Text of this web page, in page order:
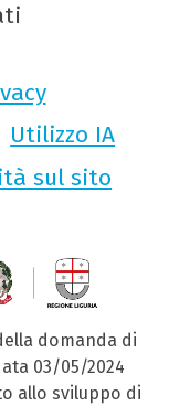
Utilizzo IA
sul sito
domanda di
03/05/2024
allo sviluppo di